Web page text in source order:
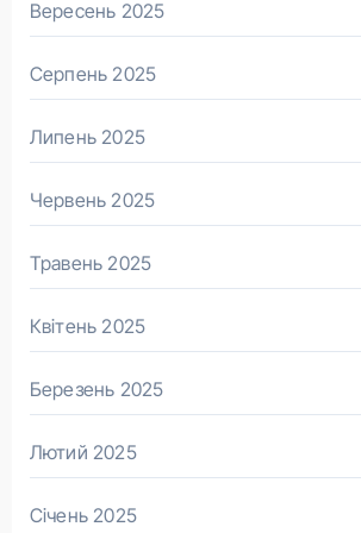
Вересень 2025
Серпень 2025
Липень 2025
Червень 2025
Травень 2025
Квітень 2025
Березень 2025
Лютий 2025
Січень 2025